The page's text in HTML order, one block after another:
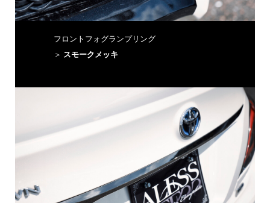
フロントフォグランプリング
＞ スモークメッキ